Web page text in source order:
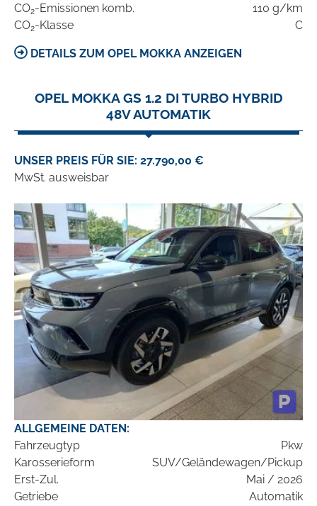
CO2-Emissionen komb.
110 g/km
CO2-Klasse C
DETAILS ZUM OPEL MOKKA ANZEIGEN
OPEL MOKKA GS 1.2 DI TURBO HYBRID
48V AUTOMATIK
UNSER PREIS FÜR SIE: 27.790,00 €
MwSt. ausweisbar
ALLGEMEINE DATEN:
Fahrzeugtyp
Pkw
Karosserieform
SUV/Geländewagen/Pickup
Erst-Zul.
Mai / 2026
Getriebe
Automatik